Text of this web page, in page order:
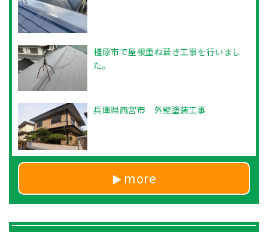
橿原市で屋根重ね葺き工事を行いまし
た。
兵庫県西宮市 外壁塗装工事
more